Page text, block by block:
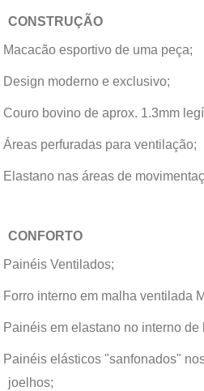
CONSTRUÇÃO
Macacão esportivo de uma peça;
Design moderno e exclusivo;
Couro bovino de aprox. 1.3mm
Áreas perfuradas para ventilação;
Elastano nas áreas de
CONFORTO
Painéis Ventilados;
Forro interno em malha ventilada
Painéis em elastano no interno
Painéis elásticos "sanfonados"
joelhos;